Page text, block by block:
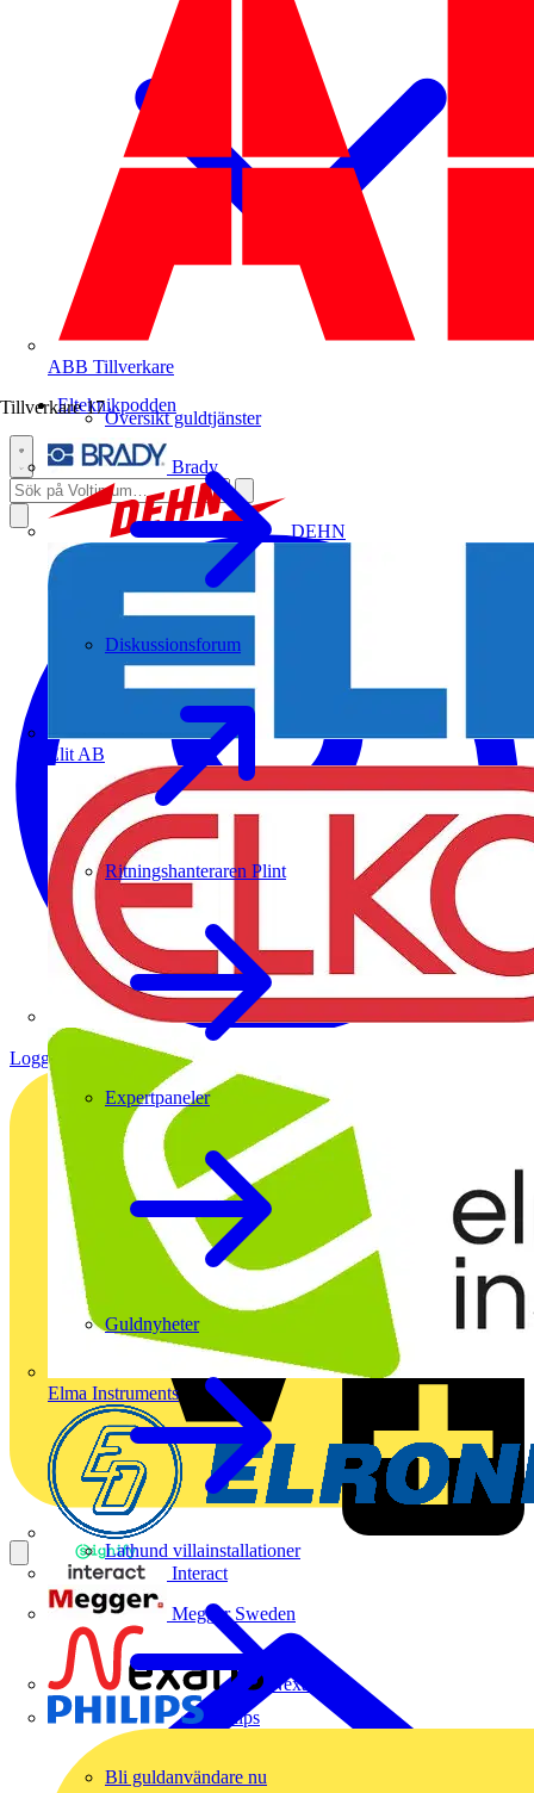
ABB Tillverkare
Tillverkare 17
Brady
DEHN
Elit AB
Elma Instruments
Interact
Megger Sweden
Nexans
Philips
Översikt guldtjänster
Diskussionsforum
Ritningshanteraren Plint
Expertpaneler
Guldnyheter
Lathund villainstallationer
Bli guldanvändare nu
Elteknikpodden
Logga in Registrera dig